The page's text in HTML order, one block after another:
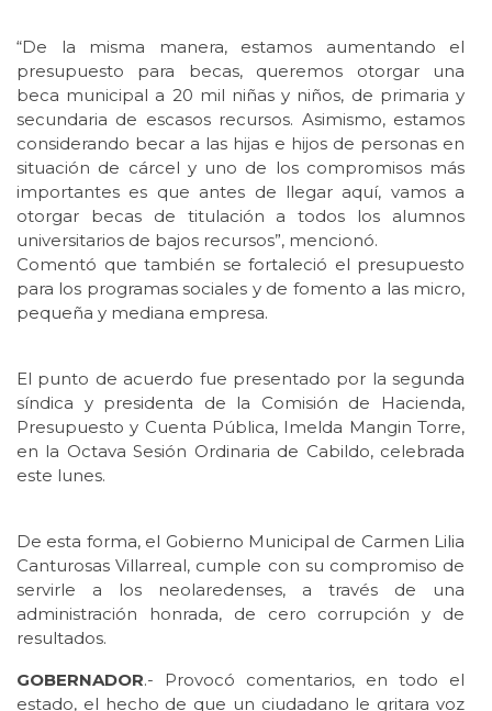
“De la misma manera, estamos aumentando el
presupuesto para becas, queremos otorgar una
beca municipal a 20 mil niñas y niños, de primaria y
secundaria de escasos recursos. Asimismo, estamos
considerando becar a las hijas e hijos de personas en
situación de cárcel y uno de los compromisos más
importantes es que antes de llegar aquí, vamos a
otorgar becas de titulación a todos los alumnos
universitarios de bajos recursos”, mencionó.
Comentó que también se fortaleció el presupuesto
para los programas sociales y de fomento a las micro,
pequeña y mediana empresa.
El punto de acuerdo fue presentado por la segunda
síndica y presidenta de la Comisión de Hacienda,
Presupuesto y Cuenta Pública, Imelda Mangin Torre,
en la Octava Sesión Ordinaria de Cabildo, celebrada
este lunes.
De esta forma, el Gobierno Municipal de Carmen Lilia
Canturosas Villarreal, cumple con su compromiso de
servirle a los neolaredenses, a través de una
administración honrada, de cero corrupción y de
resultados.
GOBERNADOR.- Provocó comentarios, en todo el
estado, el hecho de que un ciudadano le gritara voz